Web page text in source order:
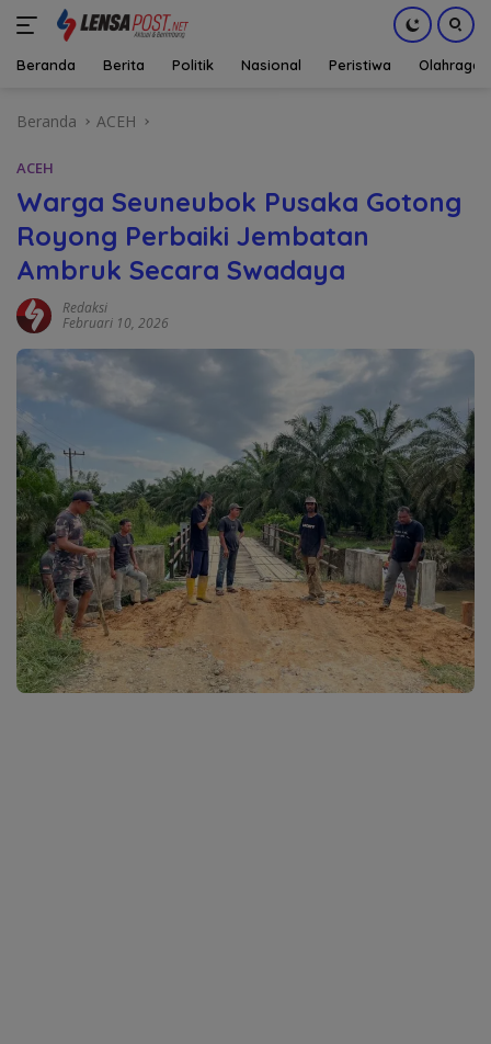
Beranda Berita Politik Nasional Peristiwa Olahraga
Beranda ACEH
ACEH
Warga Seuneubok Pusaka Gotong
Royong Perbaiki Jembatan
Ambruk Secara Swadaya
Redaksi
Februari 10, 2026